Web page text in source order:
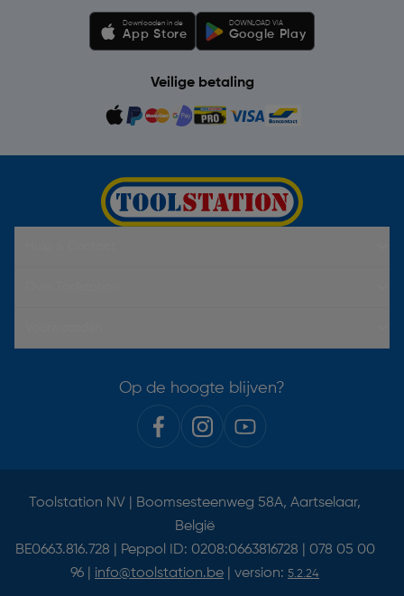
Downloaden in de
App Store
DOWNLOAD VIA
Google Play
Veilige betaling
Op de hoogte blijven?
Toolstation NV | Boomsesteenweg 58A, Aartselaar,
België
BE0663.816.728 | Peppol ID: 0208:0663816728 | 078 05 00
96 | info@toolstation.be | version: 5.2.24